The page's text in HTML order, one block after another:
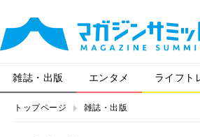
雑誌・出版 エンタメ ライフト
トップページ 雑誌・出版